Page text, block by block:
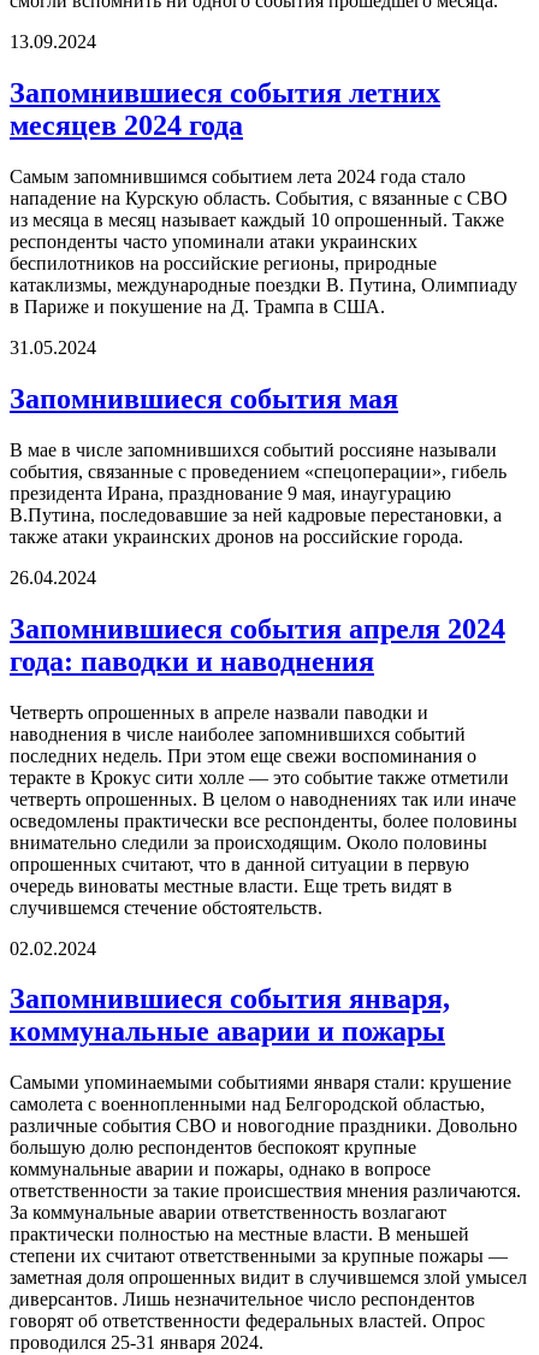
13.09.2024
Запомнившиеся события летних
месяцев 2024 года
Самым запомнившимся событием лета 2024 года стало
нападение на Курскую область. События, с вязанные с СВО
из месяца в месяц называет каждый 10 опрошенный. Также
респонденты часто упоминали атаки украинских
беспилотников на российские регионы, природные
катаклизмы, международные поездки В. Путина, Олимпиаду
в Париже и покушение на Д. Трампа в США.
31.05.2024
Запомнившиеся события мая
В мае в числе запомнившихся событий россияне называли
события, связанные с проведением «спецоперации», гибель
президента Ирана, празднование 9 мая, инаугурацию
В.Путина, последовавшие за ней кадровые перестановки, а
также атаки украинских дронов на российские города.
26.04.2024
Запомнившиеся события апреля 2024
года: паводки и наводнения
Четверть опрошенных в апреле назвали паводки и
наводнения в числе наиболее запомнившихся событий
последних недель. При этом еще свежи воспоминания о
теракте в Крокус сити холле — это событие также отметили
четверть опрошенных. В целом о наводнениях так или иначе
осведомлены практически все респонденты, более половины
внимательно следили за происходящим. Около половины
опрошенных считают, что в данной ситуации в первую
очередь виноваты местные власти. Еще треть видят в
случившемся стечение обстоятельств.
02.02.2024
Запомнившиеся события января,
коммунальные аварии и пожары
Самыми упоминаемыми событиями января стали: крушение
самолета с военнопленными над Белгородской областью,
различные события СВО и новогодние праздники. Довольно
большую долю респондентов беспокоят крупные
коммунальные аварии и пожары, однако в вопросе
ответственности за такие происшествия мнения различаются.
За коммунальные аварии ответственность возлагают
практически полностью на местные власти. В меньшей
степени их считают ответственными за крупные пожары —
заметная доля опрошенных видит в случившемся злой умысел
диверсантов. Лишь незначительное число респондентов
говорят об ответственности федеральных властей. Опрос
проводился 25-31 января 2024.